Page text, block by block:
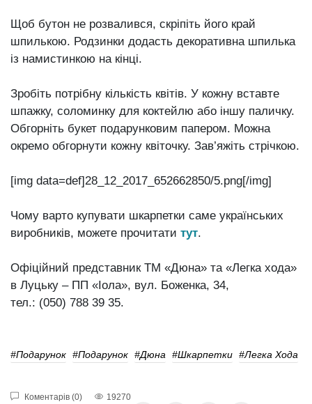
Щоб бутон не розвалився, скріпіть його край
шпилькою. Родзинки додасть декоративна шпилька
із намистинкою на кінці.
Зробіть потрібну кількість квітів. У кожну вставте
шпажку, соломинку для коктейлю або іншу паличку.
Обгорніть букет подарунковим папером. Можна
окремо обгорнути кожну квіточку. Зав’яжіть стрічкою.
[img data=def]28_12_2017_652662850/5.png[/img]
Чому варто купувати шкарпетки саме українських
виробників, можете прочитати тут.
Офіційний представник ТМ «Дюна» та «Легка хода»
в Луцьку – ПП «Іола», вул. Боженка, 34,
тел.: (050) 788 39 35.
#подарунок #подарунок #Дюна #шкарпетки #Легка Хода
Коментарів (0) 19270